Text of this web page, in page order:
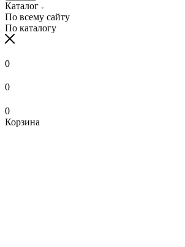
Каталог
По всему сайту
По каталогу
0
0
0
Корзина